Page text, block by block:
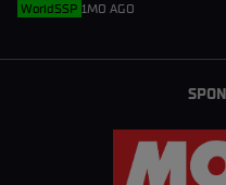
WorldSSP 1MO AGO